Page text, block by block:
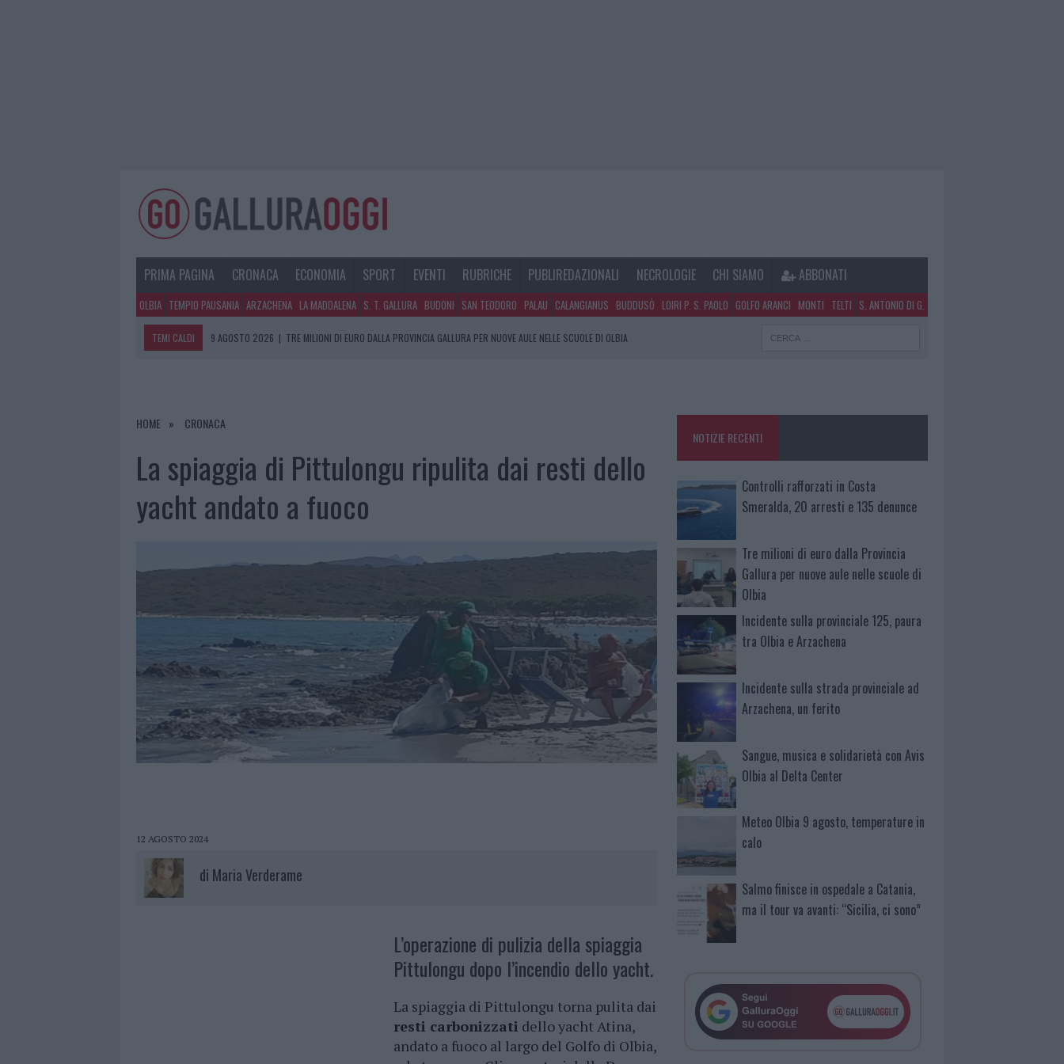
PRIMA PAGINA CRONACA ECONOMIA SPORT EVENTI RUBRICHE PUBLIREDAZIONALI NECROLOGIE CHI SIAMO ABBONATI
OLBIA TEMPIO PAUSANIA ARZACHENA LA MADDALENA S. T. GALLURA BUDONI SAN TEODORO PALAU CALANGIANUS BUDDUSÒ LOIRI P. S. PAOLO GOLFO ARANCI MONTI TELTI S. ANTONIO DI G.
TEMI CALDI 9 AGOSTO 2026 | TRE MILIONI DI EURO DALLA PROVINCIA GALLURA PER NUOVE AULE NELLE SCUOLE DI OLBIA
8 AGOSTO 2026
|
HOME CRONACA
La spiaggia di Pittulongu ripulita dai resti dello
yacht andato a fuoco
12 AGOSTO 2024
di Maria Verderame
L’operazione di pulizia della spiaggia
Pittulongu dopo l’incendio dello yacht.
La spiaggia di Pittulongu torna pulita dai
resti carbonizzati dello yacht Atina,
andato a fuoco al largo del Golfo di Olbia,
NOTIZIE RECENTI
Controlli rafforzati in Costa
Smeralda, 20 arresti e 135 denunce
Tre milioni di euro dalla Provincia
Gallura per nuove aule nelle scuole di
Olbia
Incidente sulla provinciale 125, paura
tra Olbia e Arzachena
Incidente sulla strada provinciale ad
Arzachena, un ferito
Sangue, musica e solidarietà con Avis
Olbia al Delta Center
Meteo Olbia 9 agosto, temperature in
calo
Salmo finisce in ospedale a Catania,
ma il tour va avanti: “Sicilia, ci sono”